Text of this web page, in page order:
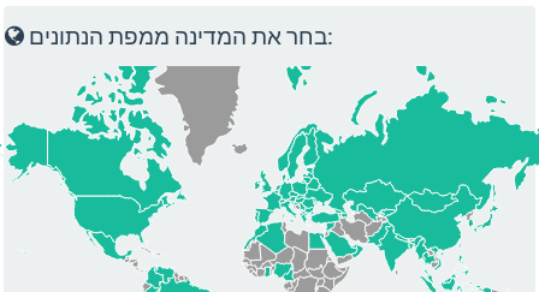
בחר את המדינה ממפת הנתונים: